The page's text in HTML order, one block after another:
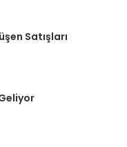
Satışları